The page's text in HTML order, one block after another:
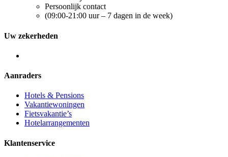
Persoonlijk contact
(09:00-21:00 uur – 7 dagen in de week)
Uw zekerheden
Aanraders
Hotels & Pensions
Vakantiewoningen
Fietsvakantie’s
Hotelarrangementen
Klantenservice